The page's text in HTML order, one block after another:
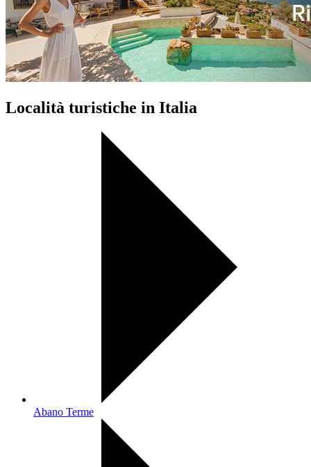
Località turistiche in Italia
Abano Terme